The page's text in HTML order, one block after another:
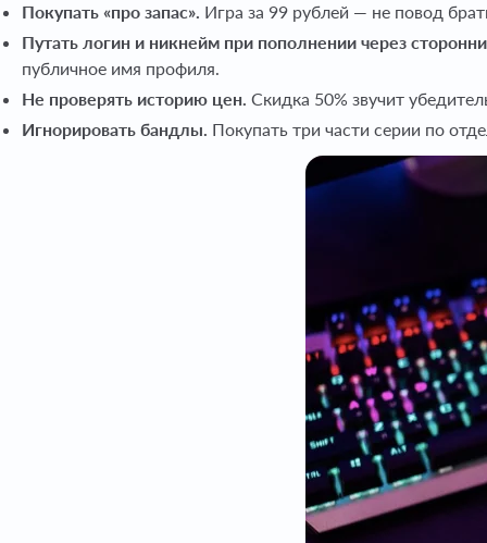
Покупать «про запас». Игра за 99 рублей — не повод
Путать логин и никнейм при пополнении через
публичное имя профиля.
Не проверять историю цен. Скидка 50% звучит
Игнорировать бандлы. Покупать три части серии по